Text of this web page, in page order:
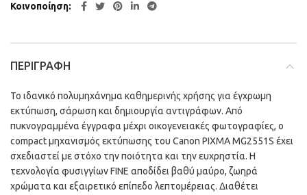
Κοινοποίηση
ΠΕΡΙΓΡΑΦΉ
Το ιδανικό πολυμηχάνημα καθημερινής χρήσης για έγχρωμη
εκτύπωση, σάρωση και δημιουργία αντιγράφων. Από
πυκνογραμμένα έγγραφα μέχρι οικογενειακές φωτογραφίες, ο
compact μηχανισμός εκτύπωσης του Canon PIXMA MG2551S έχει
σχεδιαστεί με στόχο την ποιότητα και την ευχρηστία. Η
τεχνολογία φυσιγγίων FINE αποδίδει βαθύ μαύρο, ζωηρά
χρώματα και εξαιρετικό επίπεδο λεπτομέρειας. Διαθέτει